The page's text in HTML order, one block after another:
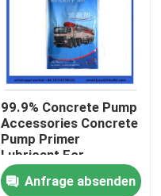
99.9% Concrete Pump
Accessories Concrete
Pump Primer
Lubricant For
Concrete Pumping
PipeAnfrage absenden